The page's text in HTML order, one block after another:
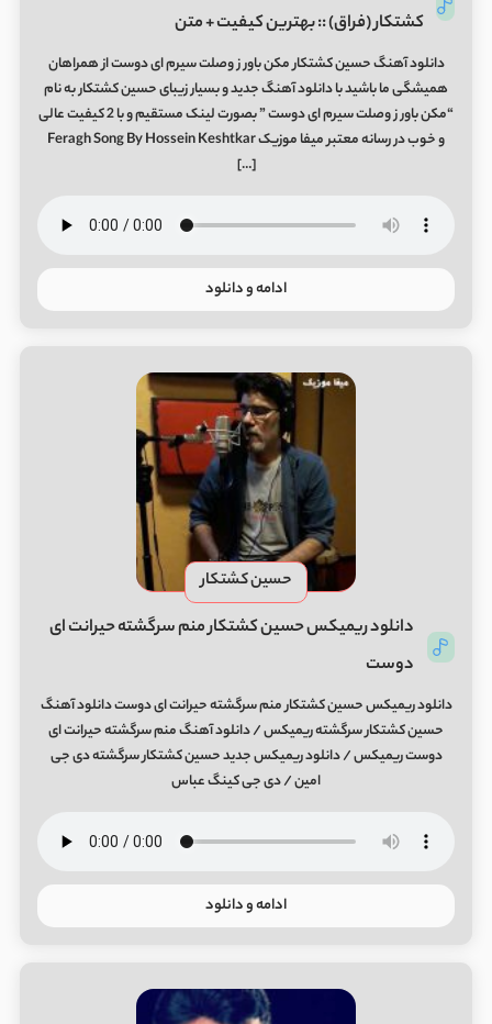
کشتکار (فراق) :: بهترین کیفیت + متن
دانلود آهنگ حسین کشتکار ﻣﻜﻦ ﺑﺎور ز وﺻﻠﺖ ﺳﻴﺮم ای دوﺳﺖ از همراهان
همیشگی ما باشید با دانلود آهنگ جدید و بسیار زیبای حسین کشتکار به نام
“ﻣﻜﻦ ﺑﺎور ز وﺻﻠﺖ ﺳﻴﺮم ای دوﺳﺖ ” بصورت لینک مستقیم و با 2 کیفیت عالی
و خوب در رسانه معتبر میفا موزیک Feragh Song By Hossein Keshtkar
[…]
ادامه و دانلود
حسین کشتکار
دانلود ریمیکس حسین کشتکار منم سرگشته حیرانت ای
دوست
دانلود ریمیکس حسین کشتکار منم سرگشته حیرانت ای دوست دانلود آهنگ
حسین کشتکار سرگشته ریمیکس / دانلود آهنگ منم سرگشته حیرانت ای
دوست ریمیکس / دانلود ریمیکس جدید حسین کشتکار سرگشته دی جی
امین / دی جی کینگ عباس
ادامه و دانلود